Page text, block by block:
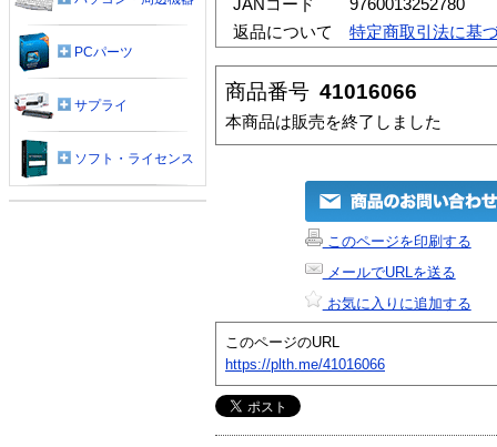
JANコード
9760013252780
返品について
特定商取引法に基
商品番号 41016066
本商品は販売を終了しました
このページを印刷する
メールでURLを送る
お気に入りに追加する
このページのURL
https://plth.me/41016066
PCパーツ
サプライ
ソフト・ライセンス